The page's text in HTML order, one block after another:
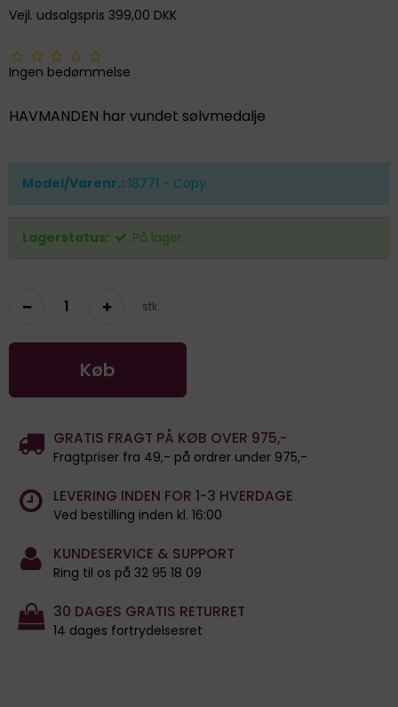
Vejl. udsalgspris 399,00 DKK
Ingen bedømmelse
HAVMANDEN har vundet sølvmedalje
Model/Varenr.: 18771 - Copy
Lagerstatus: På lager
stk.
Køb
GRATIS FRAGT PÅ KØB OVER 975,-
Fragtpriser fra 49,- på ordrer under 975,-
LEVERING INDEN FOR 1-3 HVERDAGE
Ved bestilling inden kl. 16:00
KUNDESERVICE & SUPPORT
Ring til os på 32 95 18 09
30 DAGES GRATIS RETURRET
14 dages fortrydelsesret